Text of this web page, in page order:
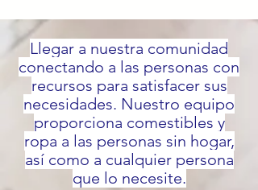
Llegar a nuestra comunidad
conectando a las personas con
recursos para satisfacer sus
necesidades. Nuestro equipo
proporciona comestibles y
ropa a las personas sin hogar,
así como a cualquier persona
que lo necesite.